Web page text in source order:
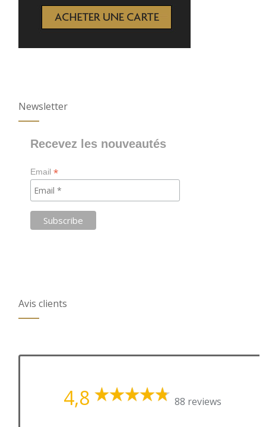
Newsletter
Recevez les nouveautés
Email*
Avis clients
4,8 88 reviews